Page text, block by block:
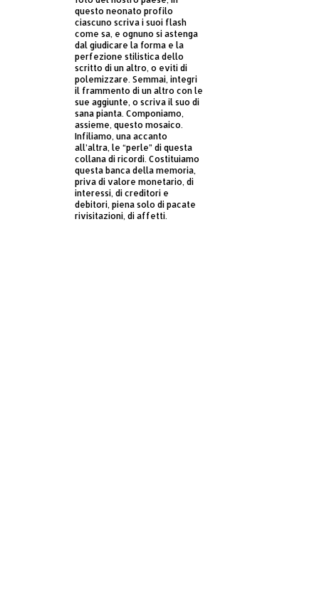
questo neonato profilo
ciascuno scriva i suoi flash
come sa, e ognuno si astenga
dal giudicare la forma e la
perfezione stilistica dello
scritto di un altro, o eviti di
polemizzare. Semmai, integri
il frammento di un altro con le
sue aggiunte, o scriva il suo di
sana pianta. Componiamo,
assieme, questo mosaico.
Infiliamo, una accanto
all’altra, le “perle” di questa
collana di ricordi. Costituiamo
questa banca della memoria,
priva di valore monetario, di
interessi, di creditori e
debitori, piena solo di pacate
rivisitazioni, di affetti.